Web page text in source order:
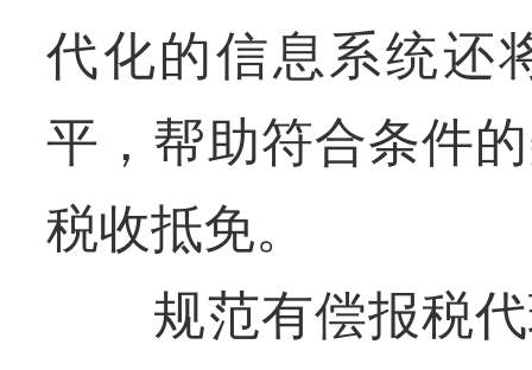
代化的信息系统还
平，帮助符合条件
税收抵免。
规范有偿报税代